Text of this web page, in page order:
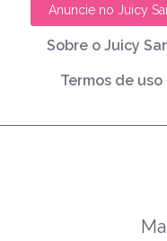
Anuncie no Juicy
Sobre o Juicy
Termos de